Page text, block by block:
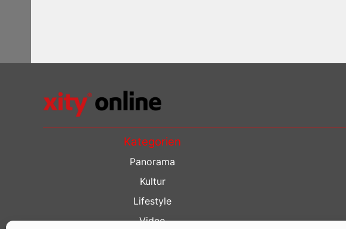
Kategorien
Panorama
Kultur
Lifestyle
Video